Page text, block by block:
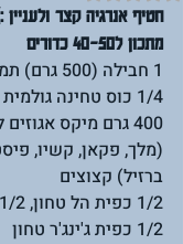
חטיף אנרגיה קצר ולעניין
מתכון ל40-50 כדורים
1 חבילה (500 גרם) תמרים בוואקום
1/4 כוס טחינה גולמית / חמאת שקדים
400 גרם מיקס אגוזים לבחירתכם
(מלך, פקאן, קשיו,
ברזיל) קצוצים
1/2 כפית ג'ינג'ר טחון